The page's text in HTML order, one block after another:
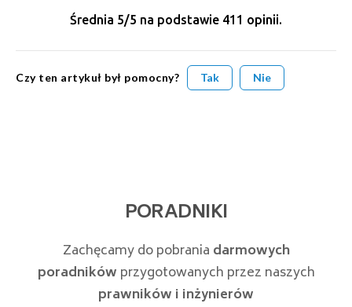
Średnia 5/5 na podstawie 411 opinii.
Czy ten artykuł był pomocny? Tak Nie
PORADNIKI
Zachęcamy do pobrania darmowych
poradników przygotowanych przez naszych
prawników i inżynierów